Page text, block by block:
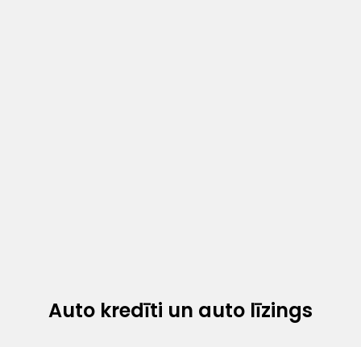
Auto kredīti un auto līzings